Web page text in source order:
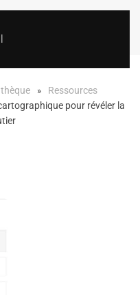
Ressources
pour révéler la